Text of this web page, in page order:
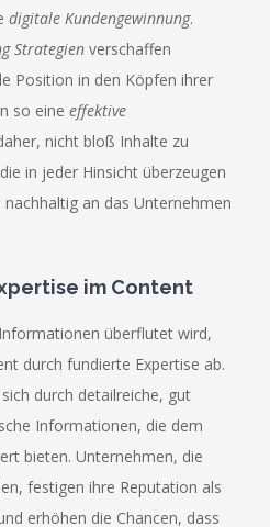
digitale Kundengewinnung.
Strategien verschaffen
Position in den Köpfen ihrer
so eine effektive
nicht bloß Inhalte zu
in jeder Hinsicht überzeugen
an das Unternehmen
im Content
überflutet wird,
durch fundierte Expertise ab.
durch detailreiche, gut
Informationen, die dem
bieten. Unternehmen, die
festigen ihre Reputation als
erhöhen die Chancen, dass